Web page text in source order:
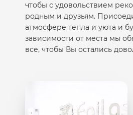
чтобы с удовольствием
родным и друзьям.
атмосфере тепла и уюта и
зависимости от места мы
все, чтобы Вы остались